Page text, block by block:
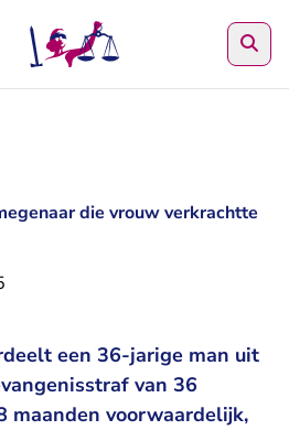
die vrouw verkrachtte
een 36-jarige man uit
van 36
maanden voorwaardelijk,